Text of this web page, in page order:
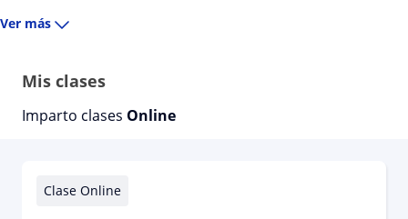
Ver más
Mis clases
Imparto clases Online
Clase Online